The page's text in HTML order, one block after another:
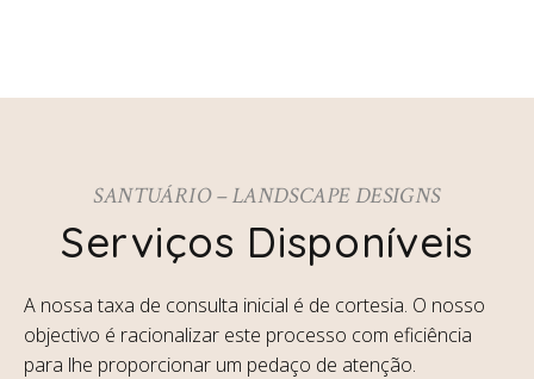
SANTUÁRIO – LANDSCAPE DESIGNS
Serviços Disponíveis
A nossa taxa de consulta inicial é de cortesia. O nosso
objectivo é racionalizar este processo com eficiência
para lhe proporcionar um pedaço de atenção.